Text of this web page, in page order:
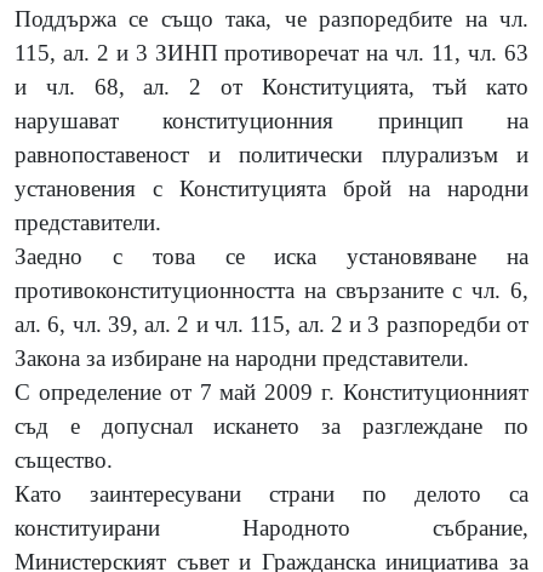
Поддържа се също така, че разпоредбите на чл.
115, ал. 2 и 3 ЗИНП противоречат на чл. 11, чл. 63
и чл. 68, ал. 2 от Конституцията, тъй като
нарушават конституционния принцип на
равнопоставеност и политически плурализъм и
установения с Конституцията брой на народни
представители.
Заедно с това се иска установяване на
противоконституционността на свързаните с чл. 6,
ал. 6, чл. 39, ал. 2 и чл. 115, ал. 2 и 3 разпоредби от
Закона за избиране на народни представители.
С определение от 7 май 2009 г. Конституционният
съд е допуснал искането за разглеждане по
същество.
Като заинтересувани страни по делото са
конституирани Народното събрание,
Министерският съвет и Гражданска инициатива за